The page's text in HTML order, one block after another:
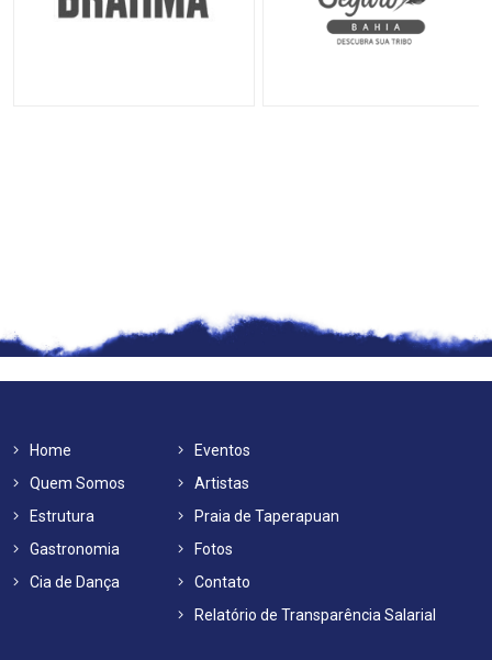
Home
Quem Somos
Estrutura
Gastronomia
Cia de Dança
Eventos
Artistas
Praia de Taperapuan
Fotos
Contato
Relatório de Transparência Salarial